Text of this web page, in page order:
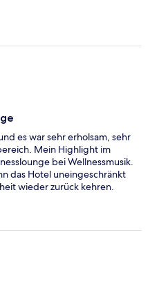
es war sehr erholsam, sehr
Mein Highlight im
bei Wellnessmusik.
das Hotel uneingeschränkt
wieder zurück kehren.